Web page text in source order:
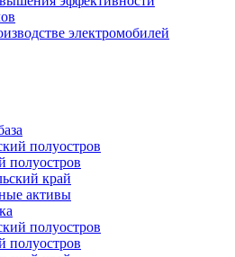
электромобилей
полуостров
полуостров
край
активы
полуостров
полуостров